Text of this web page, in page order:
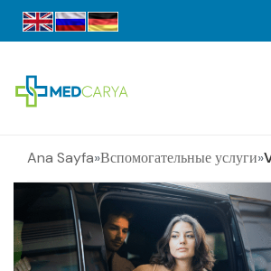
Ana Sayfa»Вспомогательные услуги»